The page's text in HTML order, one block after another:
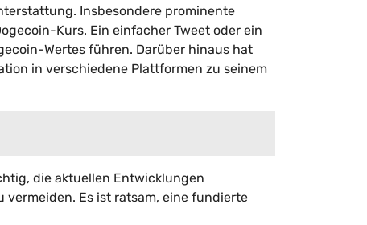
Insbesondere prominente
Kurs. Ein einfacher Tweet oder ein
Wertes führen. Darüber hinaus hat
in verschiedene Plattformen zu seinem
die aktuellen Entwicklungen
vermeiden. Es ist ratsam, eine fundierte